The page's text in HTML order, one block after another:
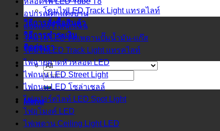
โคมไฟLED Track Light แทรคไลท์
วิธีการสั่งซื้อสินค้า
วิธีการชำระเงิน
ติดต่อเรา
ค้นหา:
Menu
อุปกรณ์ตกแต่งบ้าน
แบตเตอรี่ไฟฉุกเฉิน
โคมไฟ LED ติดเพดานปั๊มน้ำมัน-แก๊ส
โคมไฟLED Track Light แทรคไลท์
ไฟฉายคาดหัวหลอด LED
ไฟถนน LED Street Light
ไฟถนน LED โซล่าเชลล์
ไฟสปอร์ตไลท์ LED Spot Light
ไฟอุโมงค์ LED
ไฟเพดาน Ceiling Light LED